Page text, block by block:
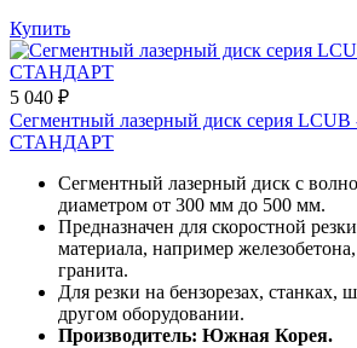
Купить
5 040 ₽
Сегментный лазерный диск серия LCUB
СТАНДАРТ
Сегментный лазерный диск с
диаметром от 300 мм до 500 мм.
Предназначен для скоростной
материала, например
гранита.
Для резки на бензорезах, станках,
другом оборудовании.
Производитель: Южная Корея.